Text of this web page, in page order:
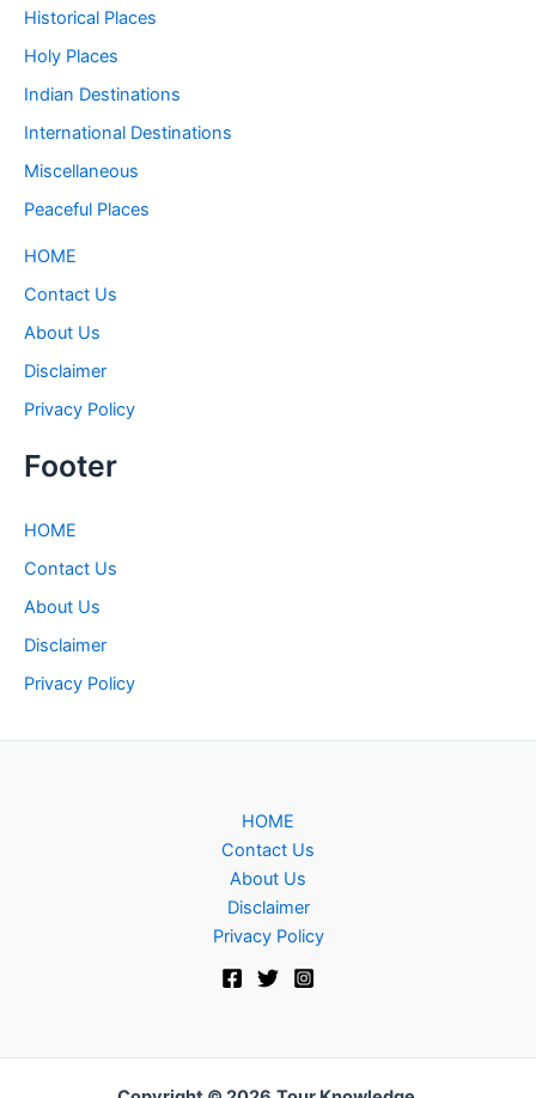
Historical Places
Holy Places
Indian Destinations
International Destinations
Miscellaneous
Peaceful Places
HOME
Contact Us
About Us
Disclaimer
Privacy Policy
Footer
HOME
Contact Us
About Us
Disclaimer
Privacy Policy
HOME
Contact Us
About Us
Disclaimer
Privacy Policy